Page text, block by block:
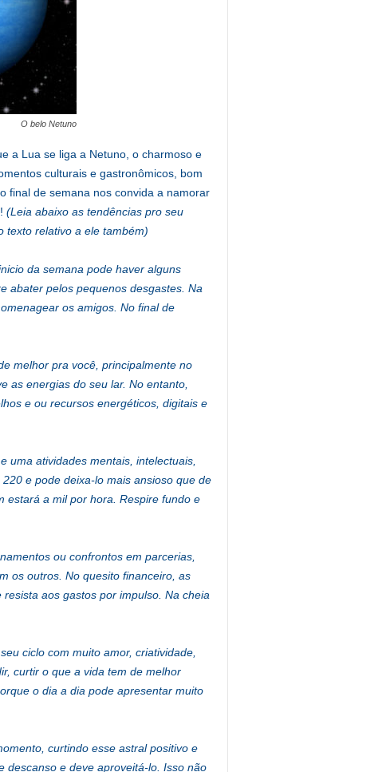
O belo Netuno
a Lua se liga a Netuno, o charmoso e
culturais e gastronômicos, bom
final de semana nos convida a namorar
(Leia abaixo as tendências pro seu
texto relativo a ele também)
da semana pode haver alguns
abater pelos pequenos desgastes. Na
os amigos. No final de
melhor pra você, principalmente no
as energias do seu lar. No entanto,
e ou recursos energéticos, digitais e
uma atividades mentais, intelectuais,
e pode deixa-lo mais ansioso que de
estará a mil por hora. Respire fundo e
ou confrontos em parcerias,
os outros. No quesito financeiro, as
aos gastos por impulso. Na cheia
ciclo com muito amor, criatividade,
curtir o que a vida tem de melhor
o dia a dia pode apresentar muito
curtindo esse astral positivo e
descanso e deve aproveitá-lo. Isso não